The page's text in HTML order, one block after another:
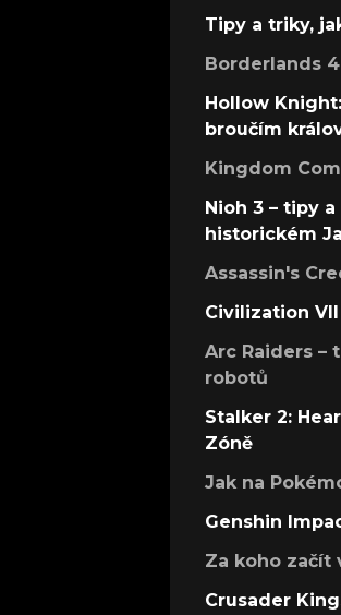
Tipy a triky,
Borderlands
Hollow
broučím
Kingdom
Nioh 3 – tipy
historickém
Assassin's
Civilization
Arc Raiders –
robotů
Stalker 2:
Zóně
Jak na
Genshin
Za koho začít
Crusader